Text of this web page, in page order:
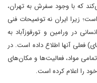
که با وجود سفرش به تهران،
زیرا ایران‌ نه توضیحات فنی
در ورامین و تورقوزآباد به
فعلی آنها اطلاع داده است. در
مواد، فعالیت‌ها و مکان‌های
را اعلام کرده است.